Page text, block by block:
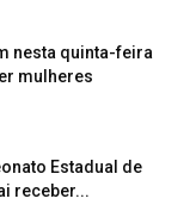
nesta quinta-feira
mulheres
Estadual de
receber...